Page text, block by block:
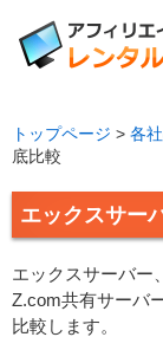
トップページ > 各
底比較
エックスサー
エックスサーバー
Z.com共有サーバ
比較します。